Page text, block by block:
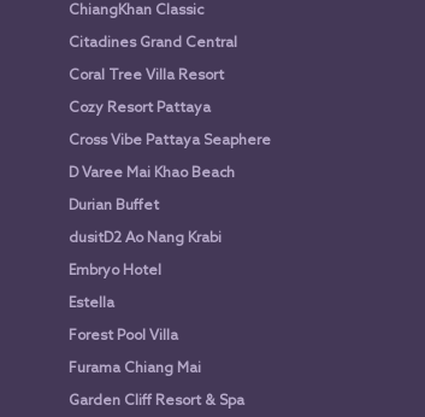
ChiangKhan Classic
Citadines Grand Central
Coral Tree Villa Resort
Cozy Resort Pattaya
Cross Vibe Pattaya Seaphere
D Varee Mai Khao Beach
Durian Buffet
dusitD2 Ao Nang Krabi
Embryo Hotel
Estella
Forest Pool Villa
Furama Chiang Mai
Garden Cliff Resort & Spa